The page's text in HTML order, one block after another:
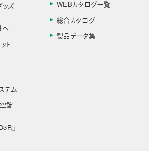
ズ
へ
ト
テム
錠
』
WEBカタログ一覧
総合カタログ
製品データ集